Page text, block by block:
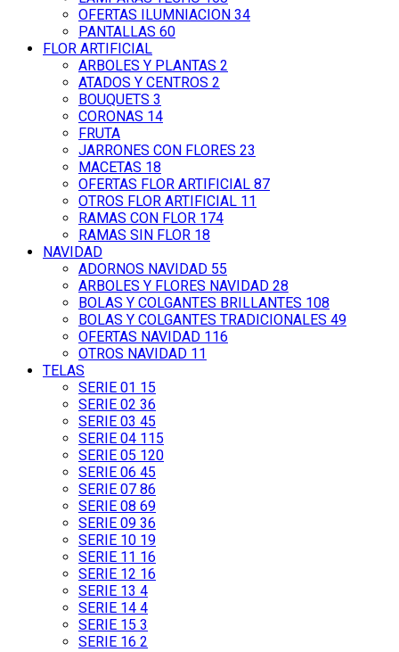
OFERTAS ILUMNIACION 34
PANTALLAS 60
FLOR ARTIFICIAL
ARBOLES Y PLANTAS 2
ATADOS Y CENTROS 2
BOUQUETS 3
CORONAS 14
FRUTA
JARRONES CON FLORES 23
MACETAS 18
OFERTAS FLOR ARTIFICIAL 87
OTROS FLOR ARTIFICIAL 11
RAMAS CON FLOR 174
RAMAS SIN FLOR 18
NAVIDAD
ADORNOS NAVIDAD 55
ARBOLES Y FLORES NAVIDAD 28
BOLAS Y COLGANTES BRILLANTES 108
BOLAS Y COLGANTES TRADICIONALES 49
OFERTAS NAVIDAD 116
OTROS NAVIDAD 11
TELAS
SERIE 01 15
SERIE 02 36
SERIE 03 45
SERIE 04 115
SERIE 05 120
SERIE 06 45
SERIE 07 86
SERIE 08 69
SERIE 09 36
SERIE 10 19
SERIE 11 16
SERIE 12 16
SERIE 13 4
SERIE 14 4
SERIE 15 3
SERIE 16 2